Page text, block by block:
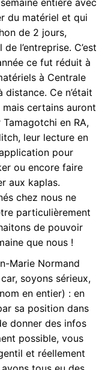
entière avec
du matériel et qui
de 2 jours,
l’entreprise. C’est
ce fut réduit à
à Centrale
Ce n’était
certains auront
en RA,
leur lecture en
pour
ou encore faire
aux kaplas.
chez nous ne
particulièrement
de pouvoir
que nous !
Marie Normand
soyons sérieux,
en entier) : en
sa position dans
donner des infos
possible, vous
et réellement